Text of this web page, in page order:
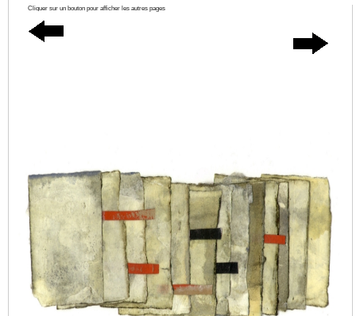
Cliquer sur un bouton pour afficher les autres pages